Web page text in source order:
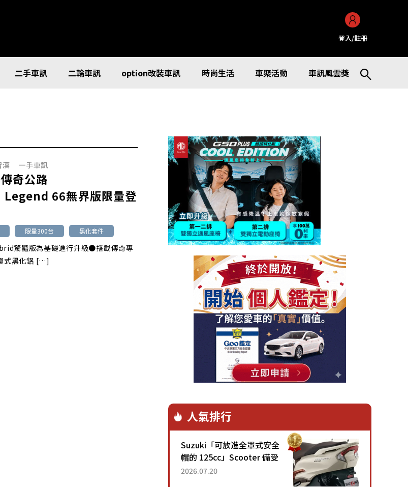
登入/註冊
二手車訊 二輪車訊 option改裝車訊 時尚生活 車聚活動 車訊風雲獎
漢 一手車訊
奇公路
66無界版限量登
限量300台 黑化套件
驚豔版為基礎進行升級●搭載傳奇專
式黑化鋁 […]
人氣排行
Suzuki「可放進全罩式安全
帽的 125cc」Scooter 備受
矚目！採用全新流線設計與
2026.07.20